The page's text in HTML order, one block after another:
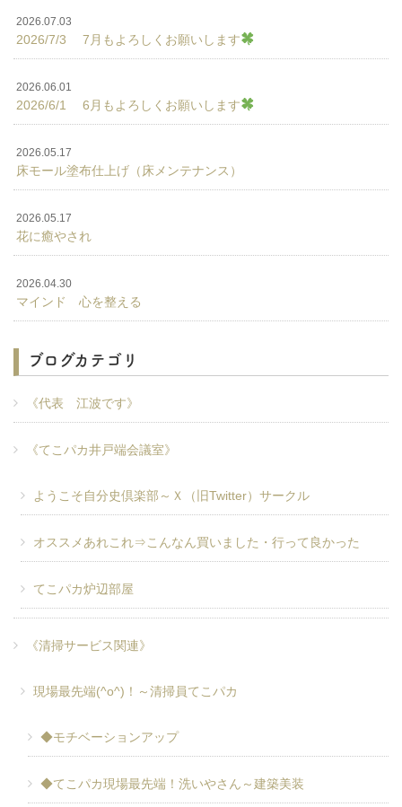
2026.07.03
2026/7/3 7月もよろしくお願いします
2026.06.01
2026/6/1 6月もよろしくお願いします
2026.05.17
床モール塗布仕上げ（床メンテナンス）
2026.05.17
花に癒やされ
2026.04.30
マインド 心を整える
ブログカテゴリ
《代表 江波です》
《てこパカ井戸端会議室》
ようこそ自分史倶楽部～Ｘ（旧Twitter）サークル
オススメあれこれ⇒こんなん買いました・行って良かった
てこパカ炉辺部屋
《清掃サービス関連》
現場最先端(^o^)！～清掃員てこパカ
◆モチベーションアップ
◆てこパカ現場最先端！洗いやさん～建築美装